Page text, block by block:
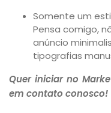
Somente um
Pensa comigo,
anúncio
tipografias
Quer iniciar no
em contato conosco!